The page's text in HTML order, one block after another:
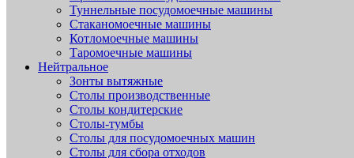
Туннельные посудомоечные машины
Стаканомоечные машины
Котломоечные машины
Таромоечные машины
Нейтральное
Зонты вытяжные
Столы производственные
Столы кондитерские
Столы-тумбы
Столы для посудомоечных машин
Столы для сбора отходов